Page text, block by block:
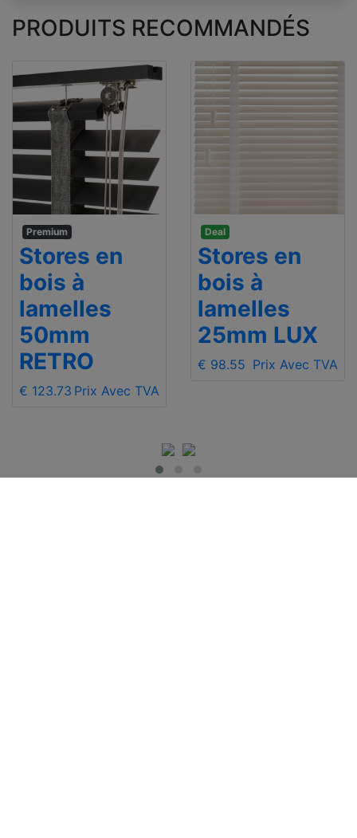
PRODUITS RECOMMANDÉS
Premium
Stores en
bois à
lamelles
50mm
RETRO
€ 123.73 Prix Avec TVA
Deal
Stores en
bois à
lamelles
25mm LUX
€ 98.55 Prix Avec TVA